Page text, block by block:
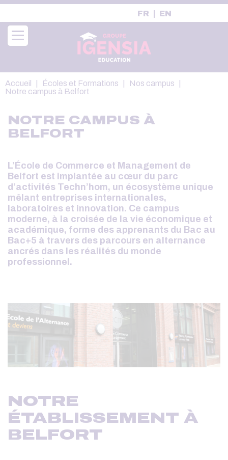
Aller
contenu
principal
FR EN
Fil
d'Ariane
Accueil Écoles et Formations
Nos campus
Notre campus à Belfort
NOTRE CAMPUS À
BELFORT
L’École de Commerce et Management de
Belfort est implantée au cœur du parc
d’activités Techn’hom, un écosystème unique
mêlant entreprises internationales,
laboratoires et innovation. Ce campus
moderne, à la croisée de la vie économique et
académique, forme des apprenants du Bac au
Bac+5 à travers des parcours en alternance
ancrés dans les réalités du monde
professionnel.
NOTRE
ÉTABLISSEMENT À
BELFORT